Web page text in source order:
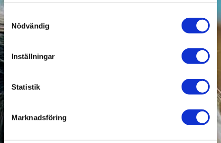
Samtyckesval
Nödvändig
Inställningar
Statistik
Marknadsföring